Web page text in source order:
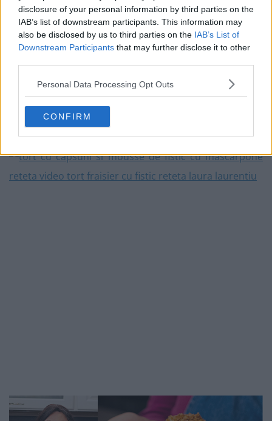
disclosure of your personal information by third parties on the
IAB’s list of downstream participants. This information may
also be disclosed by us to third parties on the IAB’s List of
Downstream Participants that may further disclose it to other
Personal Data Processing Opt Outs
CONFIRM
o scobitoare să iasă curată, atunci când e înfiptă în
mijlocul formei.
7. Am lăsat blatul să se răcorească 2-3 minute în formă,
apoi l-am transfer pe un grătar special, pentru răcirea
produselor coapte. Am lăsat blatul să se răcească până
la temperatura camerei.